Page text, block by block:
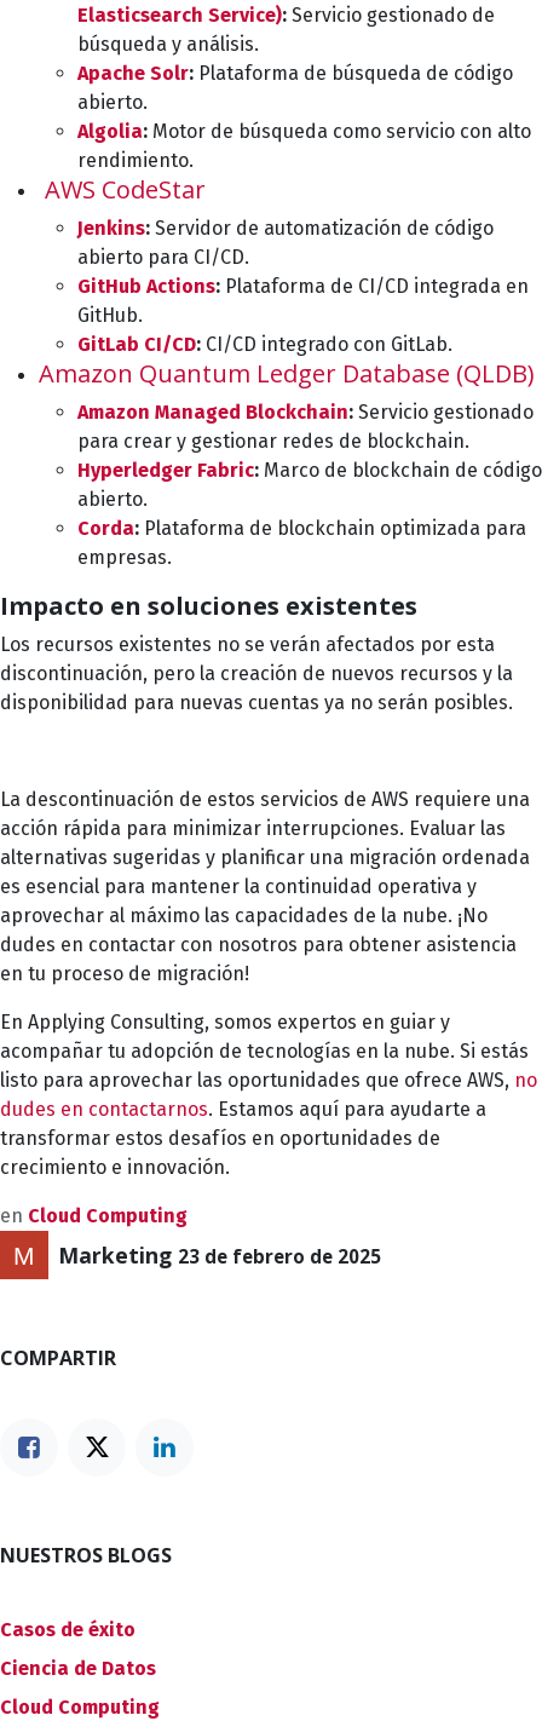
Elasticsearch Service): Servicio gestionado de
búsqueda y análisis.
Apache Solr: Plataforma de búsqueda de código
abierto.
Algolia: Motor de búsqueda como servicio con alto
rendimiento.
AWS CodeStar
Jenkins: Servidor de automatización de código
abierto para CI/CD.
GitHub Actions: Plataforma de CI/CD integrada en
GitHub.
GitLab CI/CD: CI/CD integrado con GitLab.
Amazon Quantum Ledger Database (QLDB)
Amazon Managed Blockchain: Servicio gestionado
para crear y gestionar redes de blockchain.
Hyperledger Fabric: Marco de blockchain de código
abierto.
Corda: Plataforma de blockchain optimizada para
empresas.
Impacto en soluciones existentes
Los recursos existentes no se verán afectados por esta
discontinuación, pero la creación de nuevos recursos y la
disponibilidad para nuevas cuentas ya no serán posibles.
La descontinuación de estos servicios de AWS requiere una
acción rápida para minimizar interrupciones. Evaluar las
alternativas sugeridas y planificar una migración ordenada
es esencial para mantener la continuidad operativa y
aprovechar al máximo las capacidades de la nube. ¡No
dudes en contactar con nosotros para obtener asistencia
en tu proceso de migración!
En Applying Consulting, somos expertos en guiar y
acompañar tu adopción de tecnologías en la nube. Si estás
listo para aprovechar las oportunidades que ofrece AWS, no
dudes en contactarnos. Estamos aquí para ayudarte a
transformar estos desafíos en oportunidades de
crecimiento e innovación.
en Cloud Computing
Marketing 23 de febrero de 2025
COMPARTIR
NUESTROS BLOGS
Casos de éxito
Ciencia de Datos
Cloud Computing